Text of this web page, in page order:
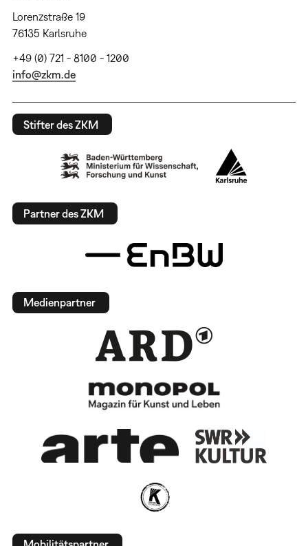
Lorenzstraße 19
76135 Karlsruhe
+49 (0) 721 - 8100 - 1200
info@zkm.de
Stifter des ZKM
Partner des ZKM
Medienpartner